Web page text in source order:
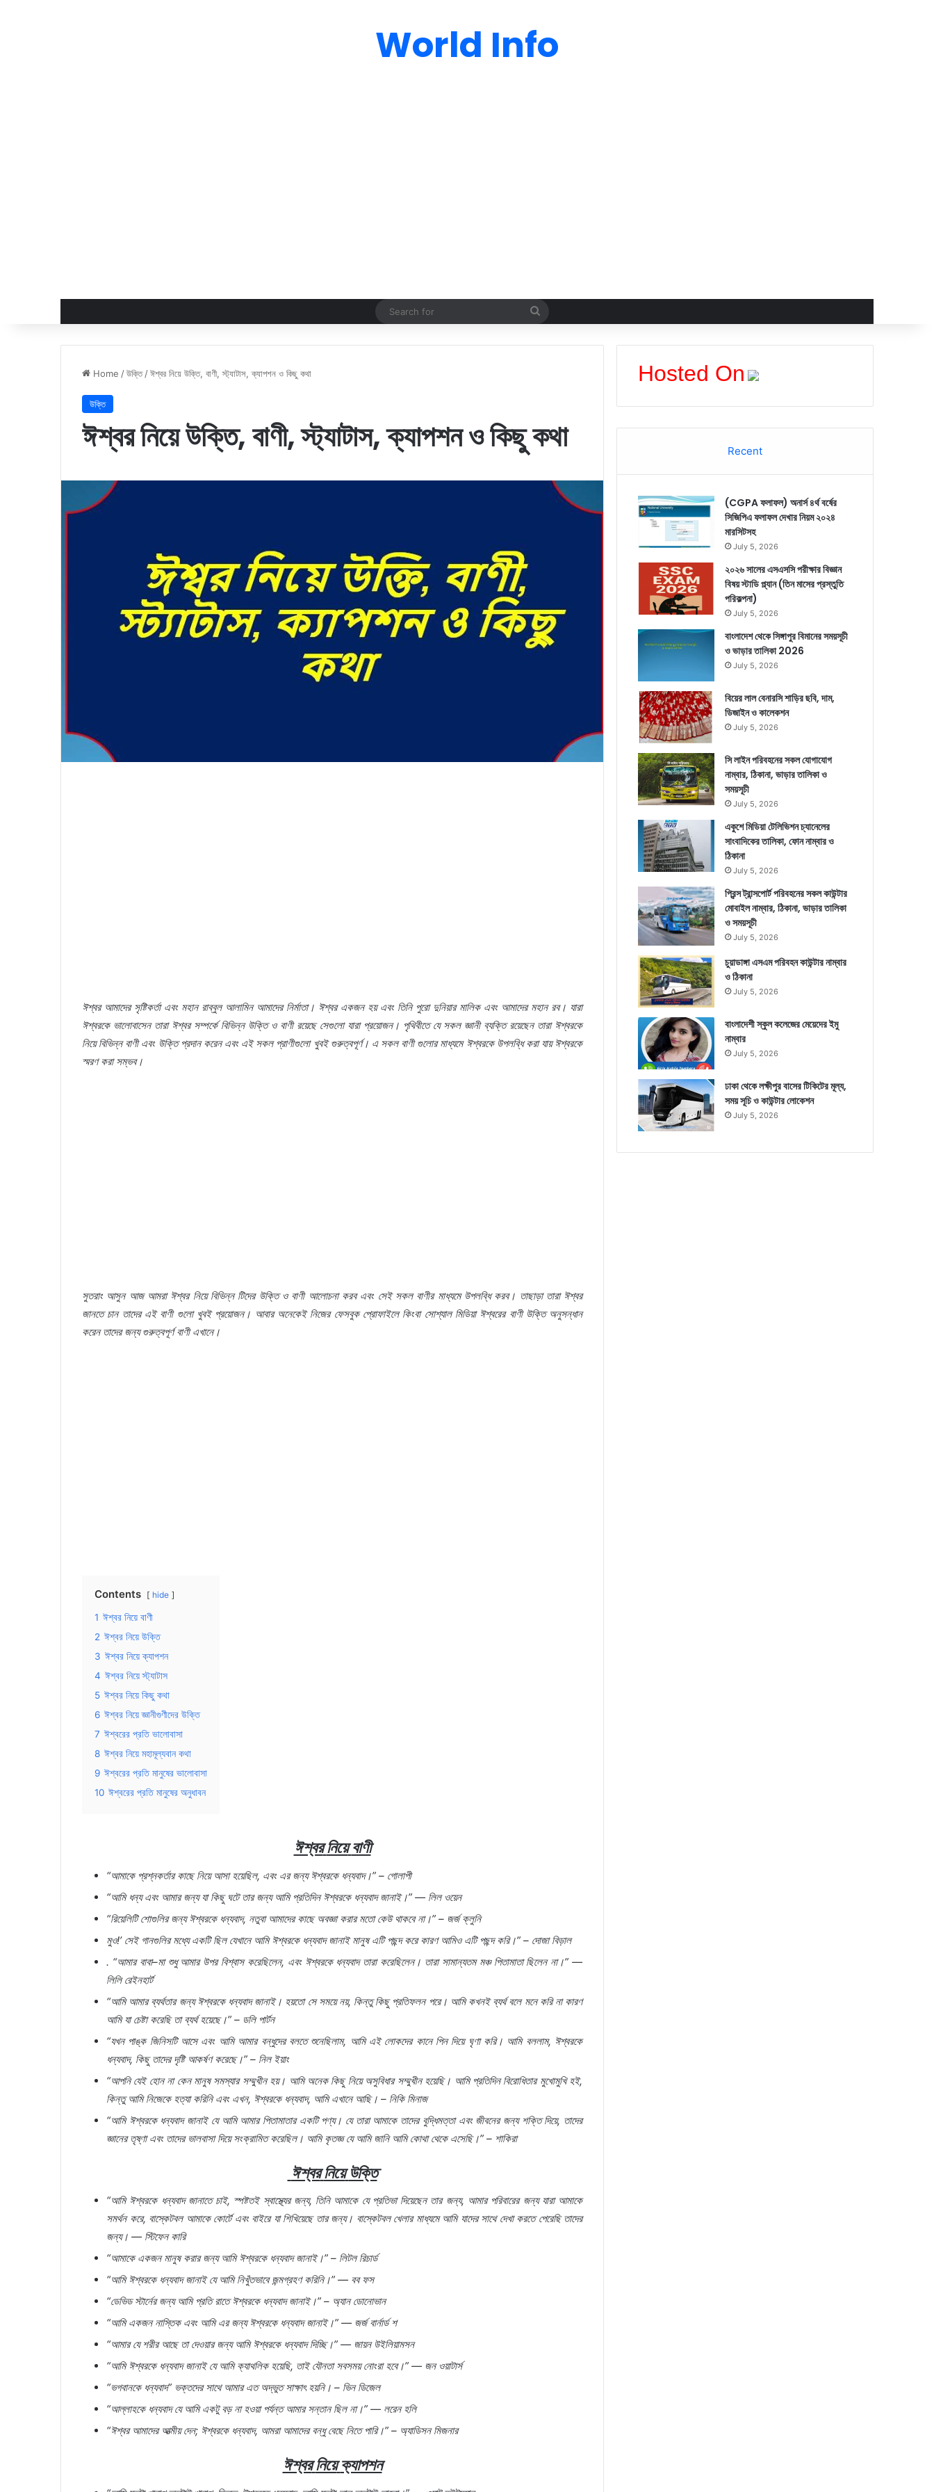
World Info
Search
Home /উক্তি /ঈশ্বর নিয়ে উক্তি, বাণী, স্ট্যাটাস, ক্যাপশন ও কিছু কথা
উক্তি
ঈশ্বর নিয়ে উক্তি, বাণী, স্ট্যাটাস, ক্যাপশন ও কিছু কথা
ঈশ্বর আমাদের সৃষ্টিকর্তা এবং মহান রাব্বুল আলামিন আমাদের নির্মাতা। ঈশ্বর একজন হয় এবং তিনি পুরো দুনিয়ার মালিক এবং আমাদের মহান রব। যারা
ঈশ্বরকে ভালোবাসেন তারা ঈশ্বর সম্পর্কে বিভিন্ন উক্তি ও বাণী রয়েছে সেগুলো যারা প্রয়োজন। পৃথিবীতে যে সকল জ্ঞানী ব্যক্তি রয়েছেন তারা ঈশ্বরকে
নিয়ে বিভিন্ন বাণী এবং উক্তি প্রদান করেন এবং এই সকল প্রাণীগুলো খুবই গুরুত্বপূর্ণ। এ সকল বাণী গুলোর মাধ্যমে ঈশ্বরকে উপলব্ধি করা যায় ঈশ্বরকে
স্মরণ করা সম্ভব।
সুতরাং আসুন আজ আমরা ঈশ্বর নিয়ে বিভিন্ন টিদের উক্তি ও বাণী আলোচনা করব এবং সেই সকল বাণীর মাধ্যমে উপলব্ধি করব। তাছাড়া তারা ঈশ্বর
জানতে চান তাদের এই বাণী গুলো খুবই প্রয়োজন। আবার অনেকেই নিজের ফেসবুক প্রোফাইলে কিংবা সোশ্যাল মিডিয়া ঈশ্বরের বাণী উক্তি অনুসন্ধান
করেন তাদের জন্য গুরুত্বপূর্ণ বাণী এখানে।
Contents hide
1 ঈশ্বর নিয়ে বাণী
2 ঈশ্বর নিয়ে উক্তি
3 ঈশ্বর নিয়ে ক্যাপশন
4 ঈশ্বর নিয়ে স্ট্যাটাস
5 ঈশ্বর নিয়ে কিছু কথা
6 ঈশ্বর নিয়ে জ্ঞানীগুণীদের উক্তি
7 ঈশ্বরের প্রতি ভালোবাসা
8 ঈশ্বর নিয়ে মহামূল্যবান কথা
9 ঈশ্বরের প্রতি মানুষের ভালোবাসা
10 ঈশ্বরের প্রতি মানুষের অনুধাবন
ঈশ্বরনিয়ে বাণী
“আমাকে প্রশ্নকর্তার কাছে নিয়ে আসা হয়েছিল, এবং এর জন্য ঈশ্বরকে ধন্যবাদ।” – গোলাপী
“আমি ধন্য এবং আমার জন্য যা কিছু ঘটে তার জন্য আমি প্রতিদিন ঈশ্বরকে ধন্যবাদ জানাই।” — লিল ওয়েন
“রিয়েলিটি শোগুলির জন্য ঈশ্বরকে ধন্যবাদ, নতুবা আমাদের কাছে অবজ্ঞা করার মতো কেউ থাকবে না।” – জর্জ ক্লুনি
মুও!’ সেই গানগুলির মধ্যে একটি ছিল যেখানে আমি ঈশ্বরকে ধন্যবাদ জানাই মানুষ এটি পছন্দ করে কারণ আমিও এটি পছন্দ করি।” – দোজা বিড়াল
. “আমার বাবা–মা শুধু আমার উপর বিশ্বাস করেছিলেন, এবং ঈশ্বরকে ধন্যবাদ তারা করেছিলেন। তারা সামান্যতম মঞ্চ পিতামাতা ছিলেন না।” —
লিলি রেইনহার্ট
“আমি আমার ব্যর্থতার জন্য ঈশ্বরকে ধন্যবাদ জানাই। হয়তো সে সময়ে নয়, কিন্তু কিছু প্রতিফলন পরে। আমি কখনই ব্যর্থ বলে মনে করি না কারণ
আমি যা চেষ্টা করেছি তা ব্যর্থ হয়েছে।” – ডলি পার্টন
“যখন পাঙ্ক জিনিসটি আসে এবং আমি আমার বন্ধুদের বলতে শুনেছিলাম, আমি এই লোকদের কানে পিন দিয়ে ঘৃণা করি। আমি বললাম, ঈশ্বরকে
ধন্যবাদ, কিছু তাদের দৃষ্টি আকর্ষণ করেছে।” – নিল ইয়াং
“আপনি যেই হোন না কেন মানুষ সমস্যার সম্মুখীন হয়। আমি অনেক কিছু নিয়ে অসুবিধার সম্মুখীন হয়েছি। আমি প্রতিদিন বিরোধিতার মুখোমুখি হই,
কিন্তু আমি নিজেকে হত্যা করিনি এবং এখন, ঈশ্বরকে ধন্যবাদ, আমি এখানে আছি। – নিকি মিনাজ
“আমি ঈশ্বরকে ধন্যবাদ জানাই যে আমি আমার পিতামাতার একটি পণ্য। যে তারা আমাকে তাদের বুদ্ধিমত্তা এবং জীবনের জন্য শক্তি দিয়ে, তাদের
জ্ঞানের তৃষ্ণা এবং তাদের ভালবাসা দিয়ে সংক্রামিত করেছিল। আমি কৃতজ্ঞ যে আমি জানি আমি কোথা থেকে এসেছি।” – শাকিরা
ঈশ্বরনিয়ে উক্তি
“আমি ঈশ্বরকে ধন্যবাদ জানাতে চাই, স্পষ্টতই স্বাস্থ্যের জন্য, তিনি আমাকে যে প্রতিভা দিয়েছেন তার জন্য, আমার পরিবারের জন্য যারা আমাকে
সমর্থন করে, বাস্কেটবল আমাকে কোর্টে এবং বাইরে যা শিখিয়েছে তার জন্য। বাস্কেটবল খেলার মাধ্যমে আমি যাদের সাথে দেখা করতে পেরেছি তাদের
জন্য। — স্টিফেন কারি
“আমাকে একজন মানুষ করার জন্য আমি ঈশ্বরকে ধন্যবাদ জানাই।” – লিটল রিচার্ড
“আমি ঈশ্বরকে ধন্যবাদ জানাই যে আমি নিখুঁতভাবে জন্মগ্রহণ করিনি।” — বব ফস
“ডেভিড স্টার্নের জন্য আমি প্রতি রাতে ঈশ্বরকে ধন্যবাদ জানাই।” – অ্যান ডোনোভান
“আমি একজন নাস্তিক এবং আমি এর জন্য ঈশ্বরকে ধন্যবাদ জানাই।” — জর্জ বার্নার্ড শ
“আমার যে শরীর আছে তা দেওয়ার জন্য আমি ঈশ্বরকে ধন্যবাদ দিচ্ছি।” — জায়ন উইলিয়ামসন
“আমি ঈশ্বরকে ধন্যবাদ জানাই যে আমি ক্যাথলিক হয়েছি, তাই যৌনতা সবসময় নোংরা হবে।” — জন ওয়াটার্স
“ভগবানকে ধন্যবাদ” ভক্তদের সাথে আমার এত অদ্ভুত সাক্ষাৎ হয়নি। – ভিন ডিজেল
“আল্লাহকে ধন্যবাদ যে আমি একটু বড় না হওয়া পর্যন্ত আমার সন্তান ছিল না।” — লরেন হলি
“ঈশ্বর আমাদের আত্মীয় দেন; ঈশ্বরকে ধন্যবাদ, আমরা আমাদের বন্ধু বেছে নিতে পারি।” – অ্যাডিসন মিজনার
ঈশ্বরনিয়ে ক্যাপশন
Hosted On
Recent
(CGPA ফলাফল) অনার্স ৪র্থ বর্ষের
সিজিপিএ ফলাফল দেখার নিয়ম ২০২৪
মারসিটসহ
July 5, 2026
২০২৬ সালের এসএসসি পরীক্ষার বিজ্ঞান
বিষয় স্টাডি প্ল্যান (তিন মাসের প্রস্তুতি
পরিকল্পনা)
July 5, 2026
বাংলাদেশ থেকে সিঙ্গাপুর বিমানের সময়সূচী
ও ভাড়ার তালিকা 2026
July 5, 2026
বিয়ের লাল বেনারসি শাড়ির ছবি, দাম,
ডিজাইন ও কালেকশন
July 5, 2026
সি লাইন পরিবহনের সকল যোগাযোগ
নাম্বার, ঠিকানা, ভাড়ার তালিকা ও
সময়সূচী
July 5, 2026
একুশে মিডিয়া টেলিভিশন চ্যানেলের
সাংবাদিকের তালিকা, ফোন নাম্বার ও
ঠিকানা
July 5, 2026
প্রিন্স ট্রান্সপোর্ট পরিবহনের সকল কাউন্টার
মোবাইল নাম্বার, ঠিকানা, ভাড়ার তালিকা
ও সময়সূচী
July 5, 2026
চুয়াডাঙ্গা এসএম পরিবহন কাউন্টার নাম্বার
ও ঠিকানা
July 5, 2026
বাংলাদেশী স্কুল কলেজের মেয়েদের ইমু
নাম্বার
July 5, 2026
ঢাকা থেকে লক্ষীপুর বাসের টিকিটের মূল্য,
সময় সূচি ও কাউন্টার লোকেশন
July 5, 2026